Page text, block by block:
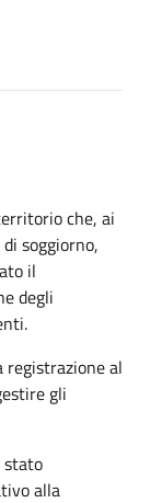
che, ai
soggiorno,
il
degli
al
gli
stato
alla